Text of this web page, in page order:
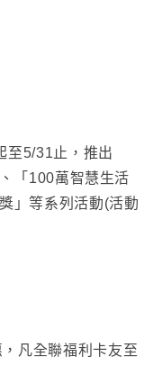
至5/31止，推出
「100萬智慧生活
」等系列活動(活動
， 凡全聯福利卡友至